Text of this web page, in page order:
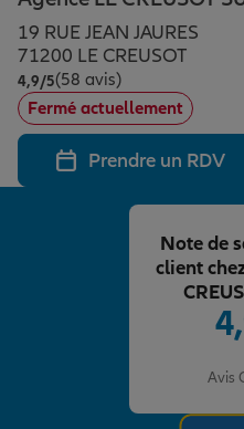
Assurance emprunteur
Prévoyance et
Assurance animal de
Protection de la famille
Protection juridique
Épargne & retraite
Plan épargne retraite
Assurance vie
Placements financiers
Investissements
Transmission
Vos projets
Partir en vacances
Départ à la retraite
Conseil assurance
Assurance habitation
Allianz en France
19 RUE JEAN JAURES
71200 LE CREUSOT
4,9/5Note de 4.9 sur 5
(58 avis)
Fermé actuellement
Prendre un RDV
Avis
Note de
client